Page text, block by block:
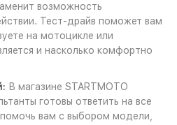
возможность
Тест-драйв поможет вам
на мотоцикле или
и насколько комфортно
В магазине STARTMOTO
готовы ответить на все
вам с выбором модели,